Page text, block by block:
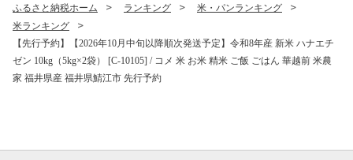
ふるさと納税ホーム ランキング
米・パンランキング
米ランキング
【先行予約】【2026年10月中旬以降順次発送予定】令和8年産 新米 ハナエチ
ゼン 10kg（5kg×2袋） [C-10105] / コメ 米 お米 精米 ご飯 ごはん 華越前 米農
家 福井県産 福井県鯖江市 先行予約